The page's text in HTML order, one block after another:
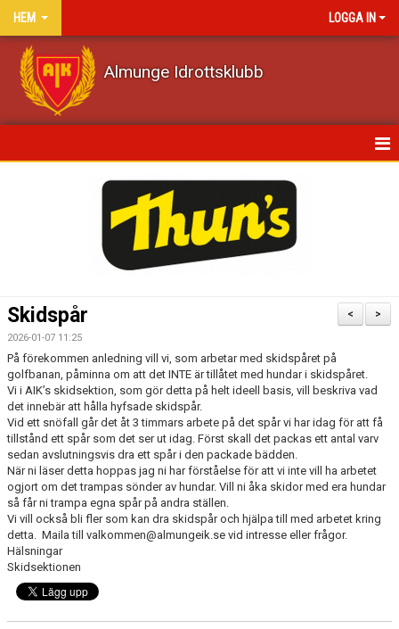
HEM LOGGA IN
Almunge Idrottsklubb
MATCHER
DOKUMENT
KONTAKT
OM KLUBBEN
STARTA ETT LAG
>
<
Skidspår
2026-01-07 11:25
På förekommen anledning vill vi, som arbetar med skidspåret på
golfbanan, påminna om att det INTE är tillåtet med hundar i skidspåret.
Vi i AIK’s skidsektion, som gör detta på helt ideell basis, vill beskriva vad
det innebär att hålla hyfsade skidspår.
Vid ett snöfall går det åt 3 timmars arbete på det spår vi har idag för att få
tillstånd ett spår som det ser ut idag. Först skall det packas ett antal varv
sedan avslutningsvis dra ett spår i den packade bädden.
När ni läser detta hoppas jag ni har förståelse för att vi inte vill ha arbetet
ogjort om det trampas sönder av hundar. Vill ni åka skidor med era hundar
så får ni trampa egna spår på andra ställen.
Vi vill också bli fler som kan dra skidspår och hjälpa till med arbetet kring
detta. Maila till valkommen@almungeik.se vid intresse eller frågor.
Hälsningar
Skidsektionen